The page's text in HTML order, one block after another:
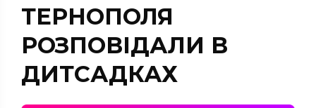
ТЕРНОПОЛЯ
РОЗПОВІДАЛИ В
ДИТСАДКАХ